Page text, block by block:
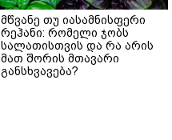
მწვანე თუ იასამნისფერი
რეჰანი: რომელი ჯობს
სალათისთვის და რა არის
მათ შორის მთავარი
განსხვავება?